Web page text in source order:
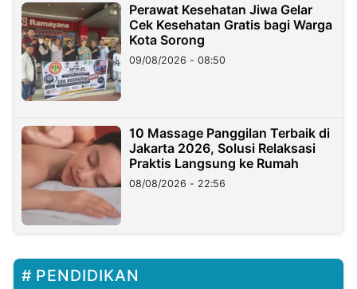
Perawat Kesehatan Jiwa Gelar
Cek Kesehatan Gratis bagi Warga
Kota Sorong
09/08/2026 - 08:50
10 Massage Panggilan Terbaik di
Jakarta 2026, Solusi Relaksasi
Praktis Langsung ke Rumah
08/08/2026 - 22:56
PENDIDIKAN